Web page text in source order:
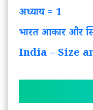
अध्याय = 1
भारत आकार और
India – Size